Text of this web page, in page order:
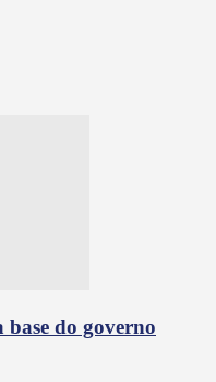
do governo